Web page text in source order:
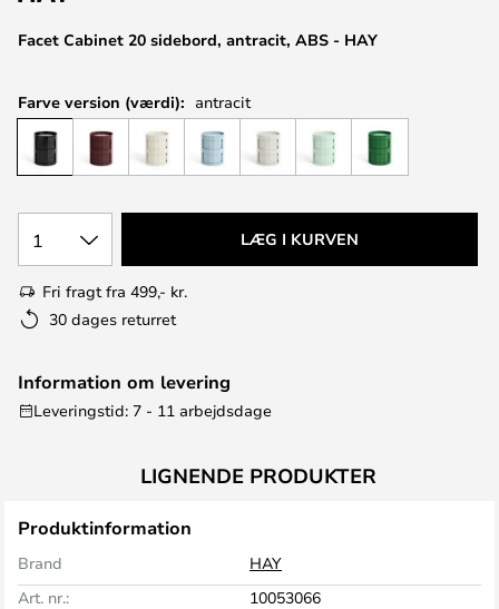
Facet Cabinet 20 sidebord, antracit, ABS - HAY
Farve version (værdi): antracit
1 LÆG I KURVEN
Fri fragt fra 499,- kr.
30 dages returret
Information om levering
Leveringstid: 7 - 11 arbejdsdage
LIGNENDE PRODUKTER
Produktinformation
Brand
HAY
Art. nr.:
10053066